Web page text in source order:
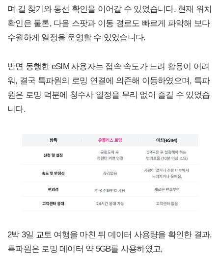
며 길 찾기와 동선 확인을 이어갈 수 있었습니다. 현재 위치
확인은 물론, 다음 스팟과 이동 경로도 빠르게 파악해 보다
수월하게 일정을 운영할 수 있었습니다.
반면 동행한 eSIM 사용자는 접속 속도가 느려 활용이 어려
워, 결국 특파원의 로밍 연결에 의존해 이동하였으며, 특파
원은 로밍 덕분에 청수사 일정을 무리 없이 즐길 수 있었습
니다.
2박 3일 교토 여행을 마친 뒤 데이터 사용량을 확인한 결과,
특파원은 로밍 데이터 약 5GB를 사용하였고,